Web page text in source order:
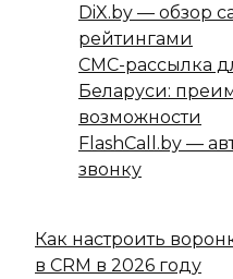
DiX.by — обзор
рейтингами
СМС-рассылка
Беларуси:
возможности
FlashCall.by —
звонку
Как настроить
в CRM в 2026 году